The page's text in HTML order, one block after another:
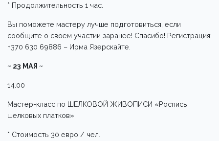
* Продолжительность 1 час.
Вы поможете мастеру лучше подготовиться, если
сообщите о своем участии заранее! Спасибо! Регистрация:
+370 630 69886 – Ирма Язерскайте.
~ 23 МАЯ ~
14:00
Мастер-класс по ШЕЛКОВОЙ ЖИВОПИСИ «Роспись
шелковых платков»
* Стоимость 30 евро / чел.